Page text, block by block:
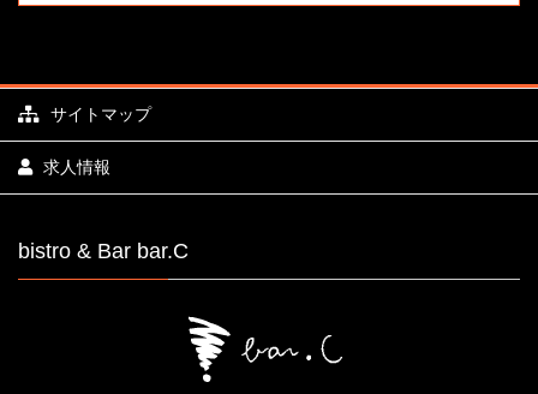
サイトマップ
求人情報
bistro & Bar bar.C